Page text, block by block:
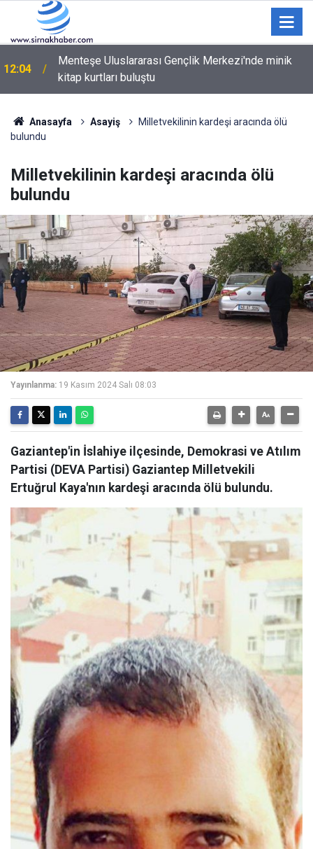
11:01
Şırnak’ta Büyük TEKNOFEST Finali: Selçuk Bayraktar
Geliyor
Anasayfa Asayiş
Milletvekilinin kardeşi aracında ölü
bulundu
Milletvekilinin kardeşi aracında ölü
bulundu
Yayınlanma: 19 Kasım 2024 Salı 08:03
Gaziantep'in İslahiye ilçesinde, Demokrasi ve Atılım
Partisi (DEVA Partisi) Gaziantep Milletvekili
Ertuğrul Kaya'nın kardeşi aracında ölü bulundu.